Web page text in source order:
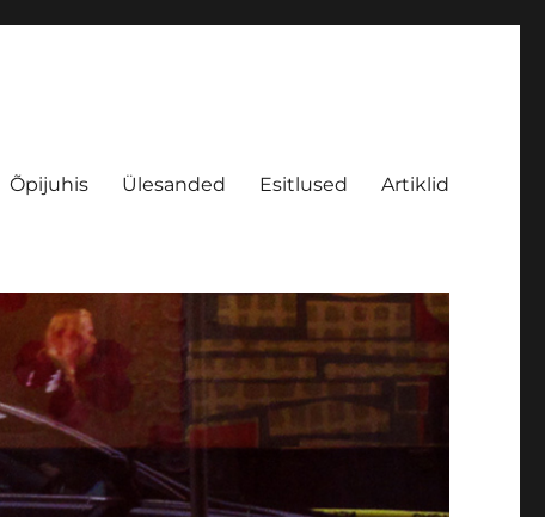
Õpijuhis Ülesanded Esitlused Artiklid